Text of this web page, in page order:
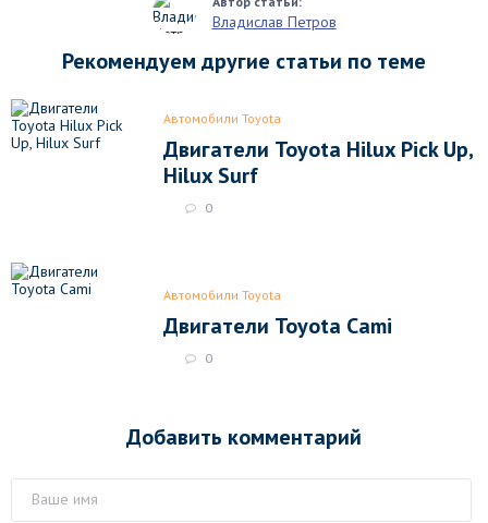
Владислав Петров
Рекомендуем другие статьи по теме
Автомобили Toyota
Двигатели Toyota Hilux Pick Up,
Hilux Surf
0
Автомобили Toyota
Двигатели Toyota Cami
0
Добавить комментарий